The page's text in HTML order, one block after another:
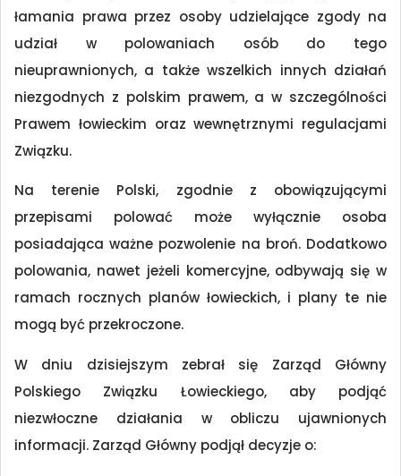
łamania prawa przez osoby udzielające zgody na
udział w polowaniach osób do tego
nieuprawnionych, a także wszelkich innych działań
niezgodnych z polskim prawem, a w szczególności
Prawem łowieckim oraz wewnętrznymi regulacjami
Związku.
Na terenie Polski, zgodnie z obowiązującymi
przepisami polować może wyłącznie osoba
posiadająca ważne pozwolenie na broń. Dodatkowo
polowania, nawet jeżeli komercyjne, odbywają się w
ramach rocznych planów łowieckich, i plany te nie
mogą być przekroczone.
W dniu dzisiejszym zebrał się Zarząd Główny
Polskiego Związku Łowieckiego, aby podjąć
niezwłoczne działania w obliczu ujawnionych
informacji. Zarząd Główny podjął decyzje o: